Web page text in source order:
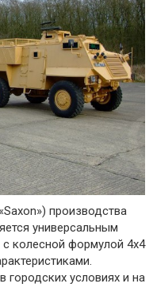
производства
универсальным
колесной формулой 4x4
городских условиях и на